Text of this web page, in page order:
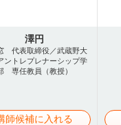
澤円
代表取締役／武蔵野大
トレプレナーシップ学
専任教員（教授）
師候補に入れる